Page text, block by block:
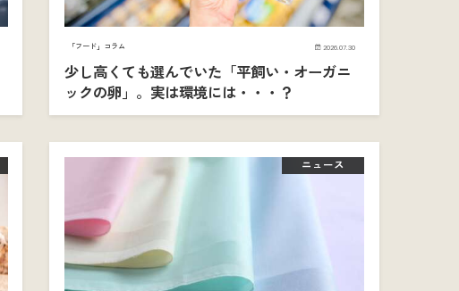
「フード」コラム 2026.07.30
少し高くても選んでいた「平飼い・オーガニ
ックの卵」。実は環境には・・・？
ニュース